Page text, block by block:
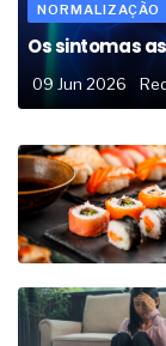
NORMALIZAÇÃO
Os sintomas
09 Jun 2026